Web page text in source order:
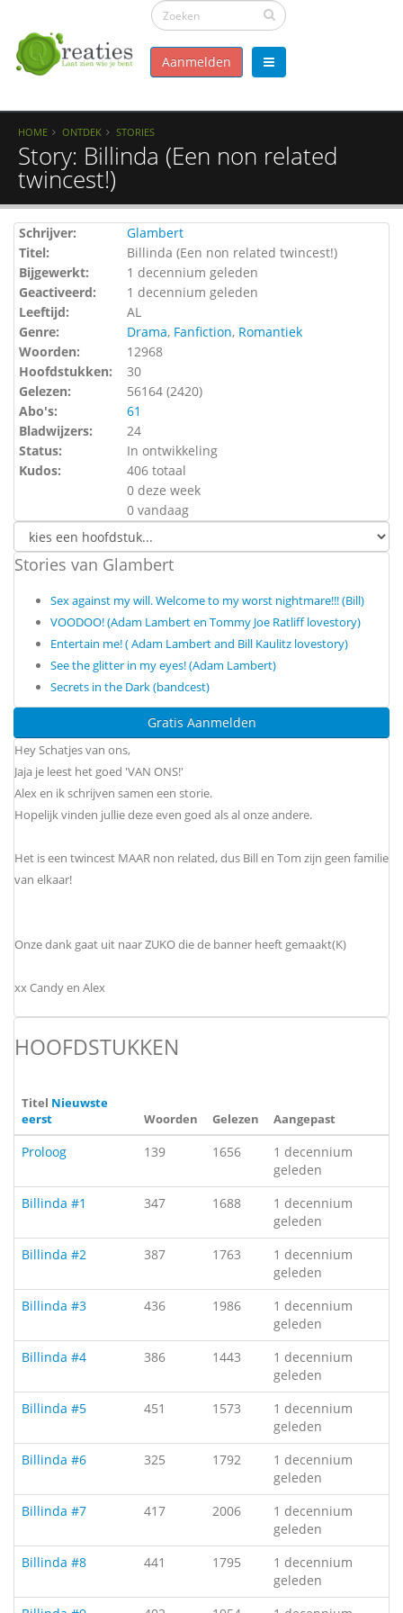
Aanmelden
HOME ONTDEK STORIES
Story: Billinda (Een non related
twincest!)
Schrijver:
Glambert
Titel:
Billinda (Een non related twincest!)
Bijgewerkt:
1 decennium geleden
Geactiveerd:
1 decennium geleden
Leeftijd:
AL
Genre:
Drama, Fanfiction, Romantiek
Woorden:
12968
Hoofdstukken:
30
Gelezen:
56164 (2420)
Abo's:
61
Bladwijzers:
24
Status:
In ontwikkeling
Kudos:
406 totaal
0 deze week
0 vandaag
Stories van Glambert
Sex against my will. Welcome to my worst nightmare!!! (Bill)
VOODOO! (Adam Lambert en Tommy Joe Ratliff lovestory)
Entertain me! ( Adam Lambert and Bill Kaulitz lovestory)
See the glitter in my eyes! (Adam Lambert)
Secrets in the Dark (bandcest)
Gratis Aanmelden
Hey Schatjes van ons,
Jaja je leest het goed 'VAN ONS!'
Alex en ik schrijven samen een storie.
Hopelijk vinden jullie deze even goed als al onze andere.
Het is een twincest MAAR non related, dus Bill en Tom zijn geen familie
van elkaar!
Onze dank gaat uit naar ZUKO die de banner heeft gemaakt(K)
xx Candy en Alex
HOOFDSTUKKEN
Titel Nieuwste
eerst
Woorden Gelezen Aangepast
Proloog 139 1656
1 decennium
geleden
Billinda #1
347 1688
1 decennium
geleden
Billinda #2
387 1763
1 decennium
geleden
Billinda #3
436 1986
1 decennium
geleden
Billinda #4
386 1443
1 decennium
geleden
Billinda #5
451 1573
1 decennium
geleden
Billinda #6
325 1792
1 decennium
geleden
Billinda #7
417 2006
1 decennium
geleden
Billinda #8
441 1795
1 decennium
geleden